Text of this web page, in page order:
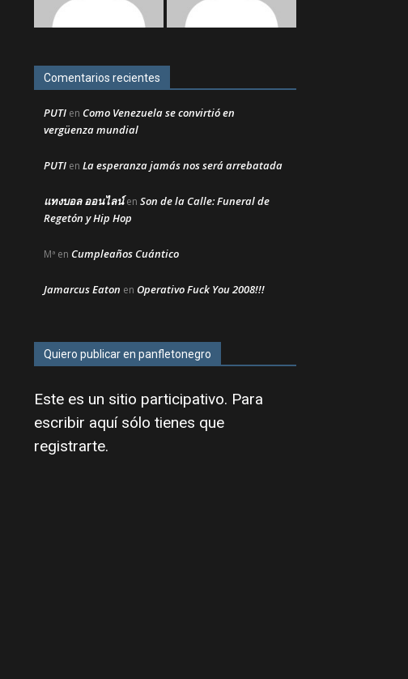
Comentarios recientes
PUTI en Como Venezuela se convirtió en
vergüenza mundial
PUTI en La esperanza jamás nos será arrebatada
แทงบอล ออนไลน์en Son de la Calle: Funeral de
Regetón y Hip Hop
Mª en Cumpleaños Cuántico
Jamarcus Eaton en Operativo Fuck You 2008!!!
Quiero publicar en panfletonegro
Este es un sitio participativo. Para
escribir aquí sólo tienes que
registrarte.